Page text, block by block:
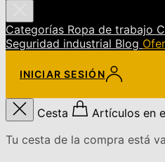
Categorías Ropa de trabajo
Seguridad industrial Blog
INICIAR SESIÓN
Cesta
Artículos en
Tu cesta de la compra está